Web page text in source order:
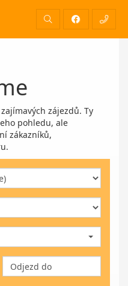
zájezdů. Ty
pohledu, ale
zákazníků,